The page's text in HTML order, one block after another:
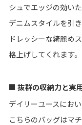
シュでエッジの効い
デニムスタイルを引
ドレッシーな綺麗め
格上げしてくれます。
■ 抜群の収納力と実
デイリーユースにお
こちらのバッグはマ